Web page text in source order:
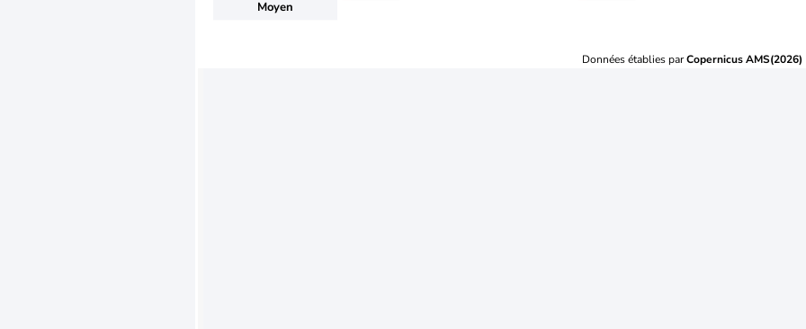
Moyen
Données établies parCopernicus AMS(2026)